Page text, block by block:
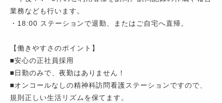
業務なども行います。
・18:00 ステーションで退勤、またはご自宅へ直帰。
【働きやすさのポイント】
■安心の正社員採用
■日勤のみで、夜勤はありません！
■オンコールなしの精神科訪問看護ステーションですので、
規則正しい生活リズムを保てます。